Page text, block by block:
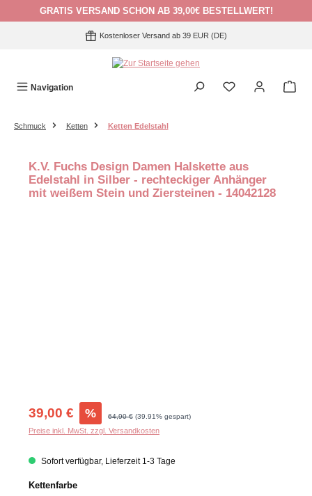
Zum Hauptinhalt springen
GRATIS VERSAND SCHON AB 39,00€ BESTELLWERT!
Kostenloser Versand ab 39 EUR (DE)
Navigation
Schmuck Ketten Ketten Edelstahl
K.V. Fuchs Design Damen Halskette aus
Edelstahl in Silber - rechteckiger Anhänger
mit weißem Stein und Ziersteinen - 14042128
Verkaufspreis:
39,00 € % Regulärer Preis:
64,90 € (39.91% gespart)
Preise inkl. MwSt. zzgl. Versandkosten
Sofort verfügbar, Lieferzeit 1-3 Tage
Kettenfarbeauswählen